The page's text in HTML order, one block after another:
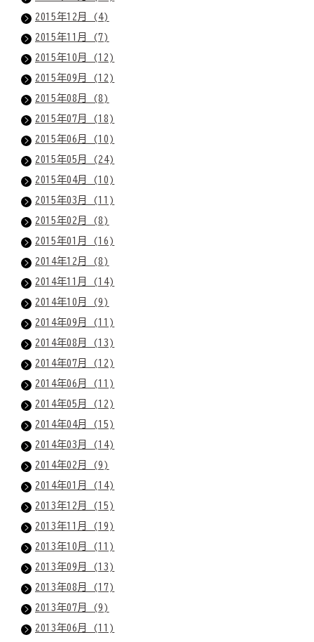
2015年12月 (4)
2015年11月 (7)
2015年10月 (12)
2015年09月 (12)
2015年08月 (8)
2015年07月 (18)
2015年06月 (10)
2015年05月 (24)
2015年04月 (10)
2015年03月 (11)
2015年02月 (8)
2015年01月 (16)
2014年12月 (8)
2014年11月 (14)
2014年10月 (9)
2014年09月 (11)
2014年08月 (13)
2014年07月 (12)
2014年06月 (11)
2014年05月 (12)
2014年04月 (15)
2014年03月 (14)
2014年02月 (9)
2014年01月 (14)
2013年12月 (15)
2013年11月 (19)
2013年10月 (11)
2013年09月 (13)
2013年08月 (17)
2013年07月 (9)
2013年06月 (11)